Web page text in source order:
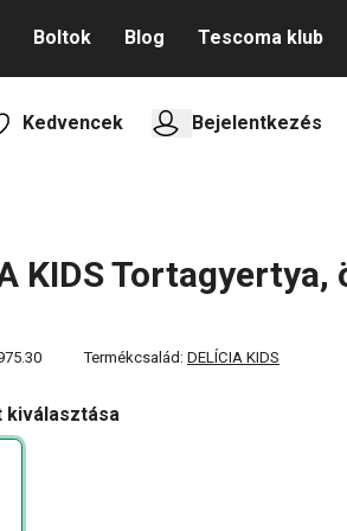
Boltok Blog Tescoma klub
Kedvencek Bejelentkezés
KIDS Tortagyertya,
Termékcsalád: DELÍCIA KIDS
kiválasztása